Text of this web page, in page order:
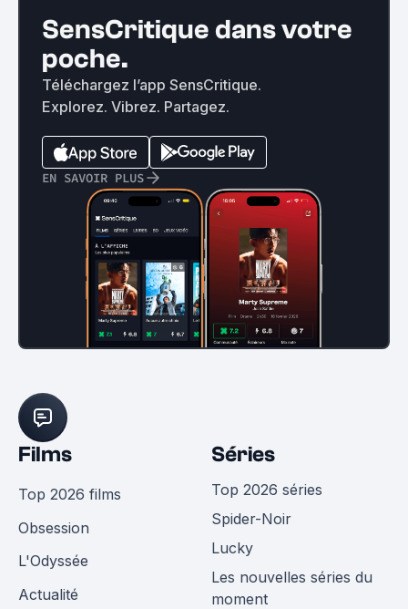
SensCritique dans votre
poche.
Téléchargez l’app SensCritique.
Explorez. Vibrez. Partagez.
EN SAVOIR PLUS
Films
Top 2026 films
Obsession
L'Odyssée
Actualité
Séries
Top 2026 séries
Spider-Noir
Lucky
Les nouvelles séries du
moment